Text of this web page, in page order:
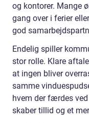
og kontorer. Mange
gang over i ferier
god
Endelig spiller
stor rolle. Klare
at ingen bliver
samme
hvem der færdes
skaber tillid og et